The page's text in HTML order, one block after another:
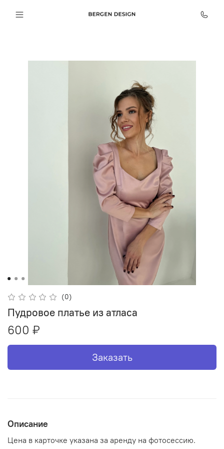
(0)
Пудровое платье из атласа
600 ₽
Заказать
Описание
Цена в карточке указана за аренду на фотосессию.